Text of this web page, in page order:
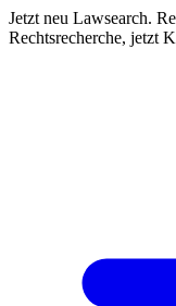
Jetzt neu Lawsearch.
Rechtsrecherche, jetzt